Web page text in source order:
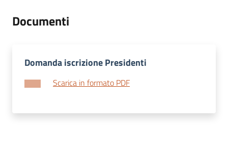
Documenti
Domanda iscrizione Presidenti
Scarica in formato PDF